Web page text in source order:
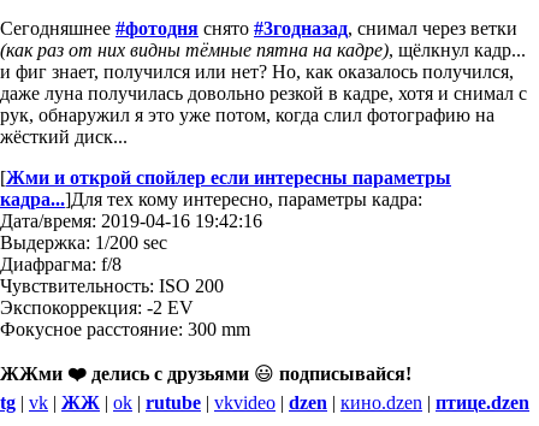
Сегодняшнее #фотодня снято #3годназад, снимал через ветки
(как раз от них видны тёмные пятна на кадре), щёлкнул кадр...
и фиг знает, получился или нет? Но, как оказалось получился,
даже луна получилась довольно резкой в кадре, хотя и снимал с
рук, обнаружил я это уже потом, когда слил фотографию на
жёсткий диск...
[Жми и открой спойлер если интересны параметры
кадра...]Для тех кому интересно, параметры кадра:
Дата/время: 2019-04-16 19:42:16
Выдержка: 1/200 sec
Диафрагма: f/8
Чувствительность: ISO 200
Экспокоррекция: -2 EV
Фокусное расстояние: 300 mm
ЖЖми ❤️ делись с друзьями 😃 подписывайся!
tg | vk | ЖЖ | ok | rutube | vkvideo | dzen | кино.dzen | птице.dzen